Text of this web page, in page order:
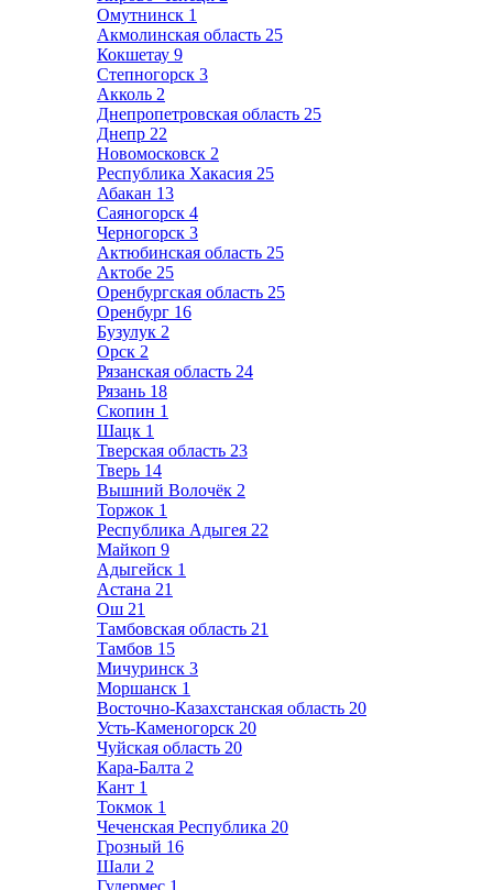
Омутнинск 1
Акмолинская область 25
Кокшетау 9
Степногорск 3
Акколь 2
Днепропетровская область 25
Днепр 22
Новомосковск 2
Республика Хакасия 25
Абакан 13
Саяногорск 4
Черногорск 3
Актюбинская область 25
Актобе 25
Оренбургская область 25
Оренбург 16
Бузулук 2
Орск 2
Рязанская область 24
Рязань 18
Скопин 1
Шацк 1
Тверская область 23
Тверь 14
Вышний Волочёк 2
Торжок 1
Республика Адыгея 22
Майкоп 9
Адыгейск 1
Астана 21
Ош 21
Тамбовская область 21
Тамбов 15
Мичуринск 3
Моршанск 1
Восточно-Казахстанская область 20
Усть-Каменогорск 20
Чуйская область 20
Кара-Балта 2
Кант 1
Токмок 1
Чеченская Республика 20
Грозный 16
Шали 2
Гудермес 1